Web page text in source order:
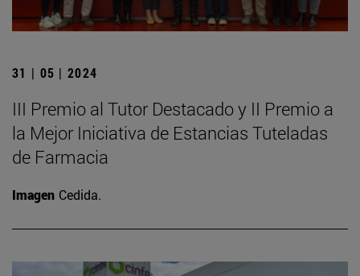
31 | 05 | 2024
III Premio al Tutor Destacado y II Premio a
la Mejor Iniciativa de Estancias Tuteladas
de Farmacia
Imagen Cedida.